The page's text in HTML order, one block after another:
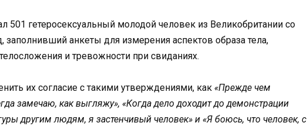
501 гетеросексуальный молодой человек из Великобритании со
заполнивший анкеты для измерения аспектов образа тела,
и тревожности при свиданиях.
их согласие с такими утверждениями, как «Прежде чем
замечаю, как выгляжу», «Когда дело доходит до демонстрации
другим людям, я застенчивый человек» и «Я боюсь, что человек, с